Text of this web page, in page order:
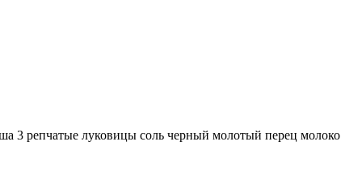
3 репчатые луковицы соль черный молотый перец молоко